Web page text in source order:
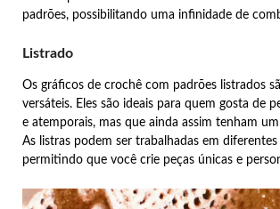
padrões, possibilitando uma infinidade de
Listrado
Os gráficos de crochê com padrões listrados
versáteis. Eles são ideais para quem gosta de
e atemporais, mas que ainda assim tenham
As listras podem ser trabalhadas em diferentes
permitindo que você crie peças únicas e